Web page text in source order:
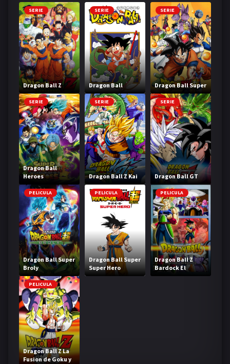
SERIE
Dragon Ball Z
SERIE
Dragon Ball
SERIE
Dragon Ball Super
SERIE
Dragon Ball
Heroes
SERIE
Dragon Ball Z Kai
SERIE
Dragon Ball GT
PELICULA
Dragon Ball Super
Broly
PELICULA
Dragon Ball Super
Super Hero
PELICULA
Dragon Ball Z
Bardock El
legendario Super
PELICULA
Dragon Ball Z La
Fusion de Goku y